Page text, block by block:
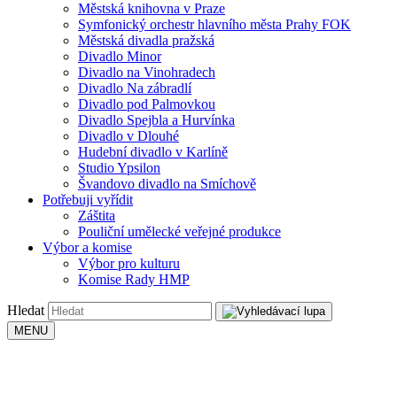
Městská knihovna v Praze
Symfonický orchestr hlavního města Prahy FOK
Městská divadla pražská
Divadlo Minor
Divadlo na Vinohradech
Divadlo Na zábradlí
Divadlo pod Palmovkou
Divadlo Spejbla a Hurvínka
Divadlo v Dlouhé
Hudební divadlo v Karlíně
Studio Ypsilon
Švandovo divadlo na Smíchově
Potřebuji vyřídit
Záštita
Pouliční umělecké veřejné produkce
Výbor a komise
Výbor pro kulturu
Komise Rady HMP
Hledat
MENU